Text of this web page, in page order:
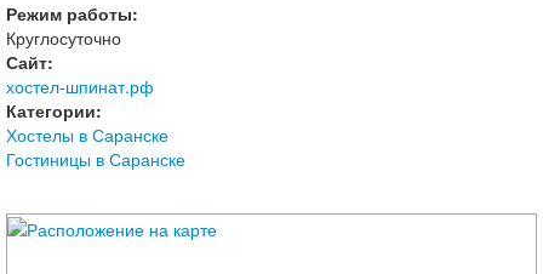
Режим работы:
Круглосуточно
Сайт:
хостел-шпинат.рф
Категории:
Хостелы в Саранске
Гостиницы в Саранске